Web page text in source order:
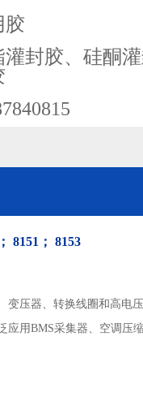
胶
灌封胶、硅酮
8151； 8153
变压器、转换线圈和高电
应用BMS采集器、空调压